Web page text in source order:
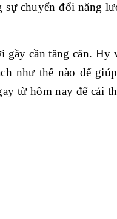
sự chuyển đổi năng
gầy cần tăng cân. Hy
như thế nào để
từ hôm nay để cải